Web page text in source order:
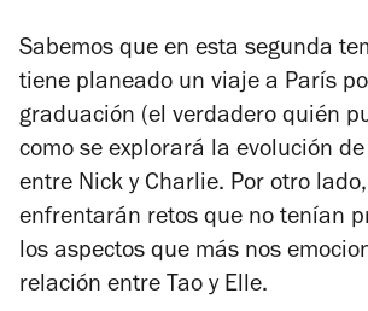
Sabemos que en esta segunda
tiene planeado un viaje a París
graduación (el verdadero quién
como se explorará la evolución
entre Nick y Charlie. Por otro
enfrentarán retos que no tenían
los aspectos que más nos
relación entre Tao y Elle.